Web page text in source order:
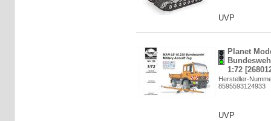
UVP
Planet
1:72
Hersteller-
8595593124933
UVP